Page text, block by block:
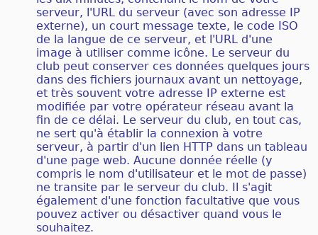
serveur, l'URL du serveur (avec son adresse IP
externe), un court message texte, le code ISO
de la langue de ce serveur, et l'URL d'une
image à utiliser comme icône. Le serveur du
club peut conserver ces données quelques jours
dans des fichiers journaux avant un nettoyage,
et très souvent votre adresse IP externe est
modifiée par votre opérateur réseau avant la
fin de ce délai. Le serveur du club, en tout cas,
ne sert qu'à établir la connexion à votre
serveur, à partir d'un lien HTTP dans un tableau
d'une page web. Aucune donnée réelle (y
compris le nom d'utilisateur et le mot de passe)
ne transite par le serveur du club. Il s'agit
également d'une fonction facultative que vous
pouvez activer ou désactiver quand vous le
souhaitez.